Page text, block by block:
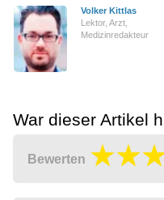
Volker Kittlas
Lektor, Arzt,
Medizinredakteur
War dieser Artikel
Bewerten